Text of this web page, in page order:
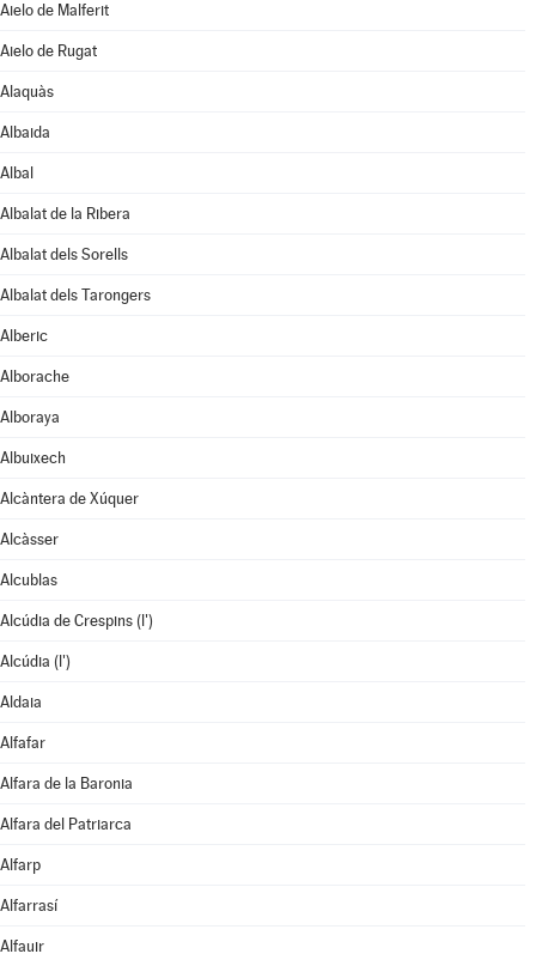
Aielo de Malferit
Aielo de Rugat
Alaquàs
Albaida
Albal
Albalat de la Ribera
Albalat dels Sorells
Albalat dels Tarongers
Alberic
Alborache
Alboraya
Albuixech
Alcàntera de Xúquer
Alcàsser
Alcublas
Alcúdia de Crespins (l')
Alcúdia (l')
Aldaia
Alfafar
Alfara de la Baronia
Alfara del Patriarca
Alfarp
Alfarrasí
Alfauir